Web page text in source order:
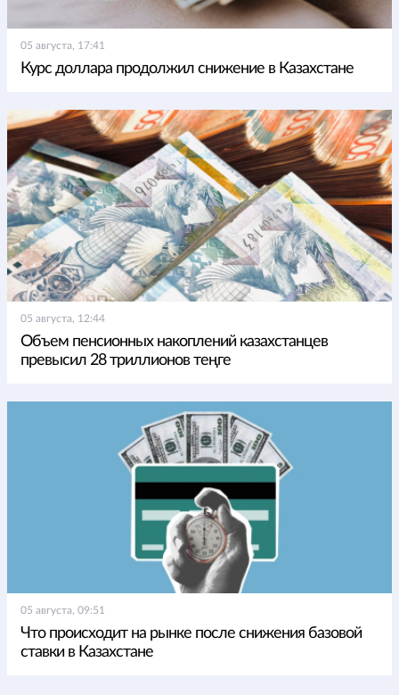
05 августа, 17:41
Курс доллара продолжил снижение в Казахстане
05 августа, 12:44
Объем пенсионных накоплений казахстанцев
превысил 28 триллионов теңге
05 августа, 09:51
Что происходит на рынке после снижения базовой
ставки в Казахстане